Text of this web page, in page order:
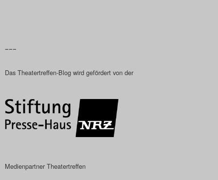
–––
Das Theatertreffen-Blog wird gefördert von der
Medienpartner Theatertreffen